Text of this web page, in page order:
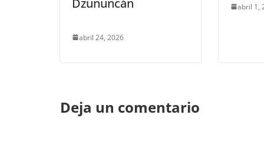
abril 24, 2026
abril 1,
Deja un comentario